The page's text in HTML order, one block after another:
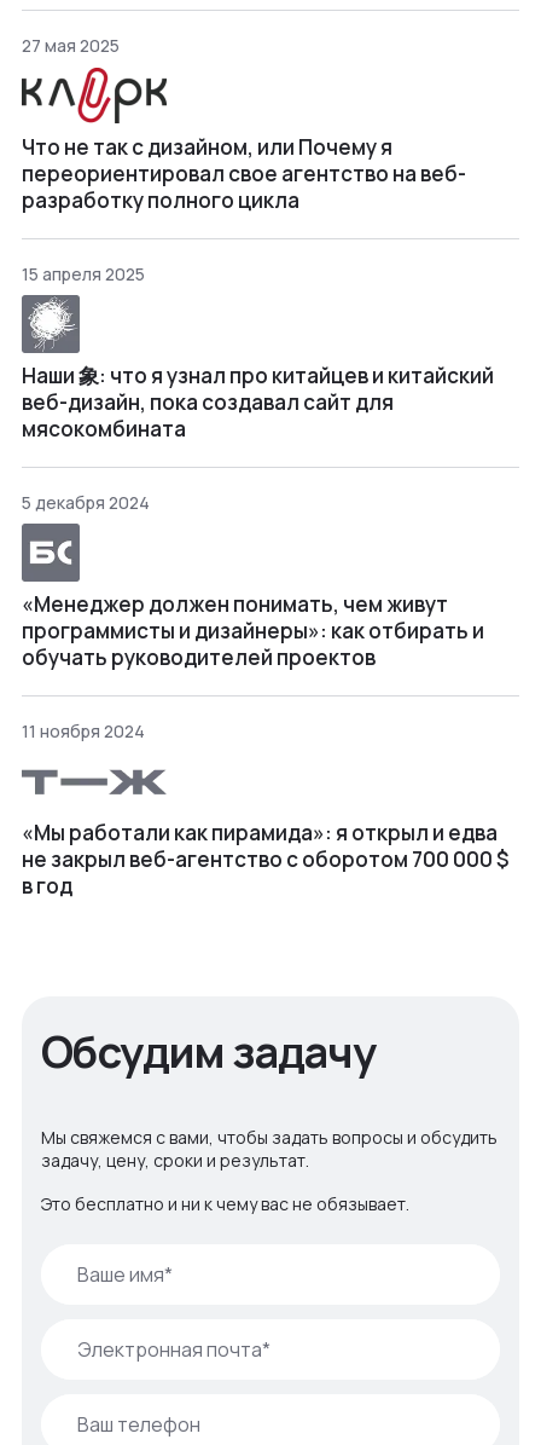
27 мая 2025
Что не так с дизайном, или Почему я
переориентировал свое агентство на веб-
разработку полного цикла
15 апреля 2025
Наши 象: что я узнал про китайцев и китайский
веб-дизайн, пока создавал сайт для
мясокомбината
5 декабря 2024
«Менеджер должен понимать, чем живут
программисты и дизайнеры»: как отбирать и
обучать руководителей проектов
11 ноября 2024
«Мы работали как пирамида»: я открыл и едва
не закрыл веб⁠-⁠агентство с оборотом 700 000 $
в год
Обсудим задачу
Мы свяжемся с вами, чтобы задать вопросы и обсудить
задачу, цену, сроки и результат.
Это бесплатно и ни к чему вас не обязывает.